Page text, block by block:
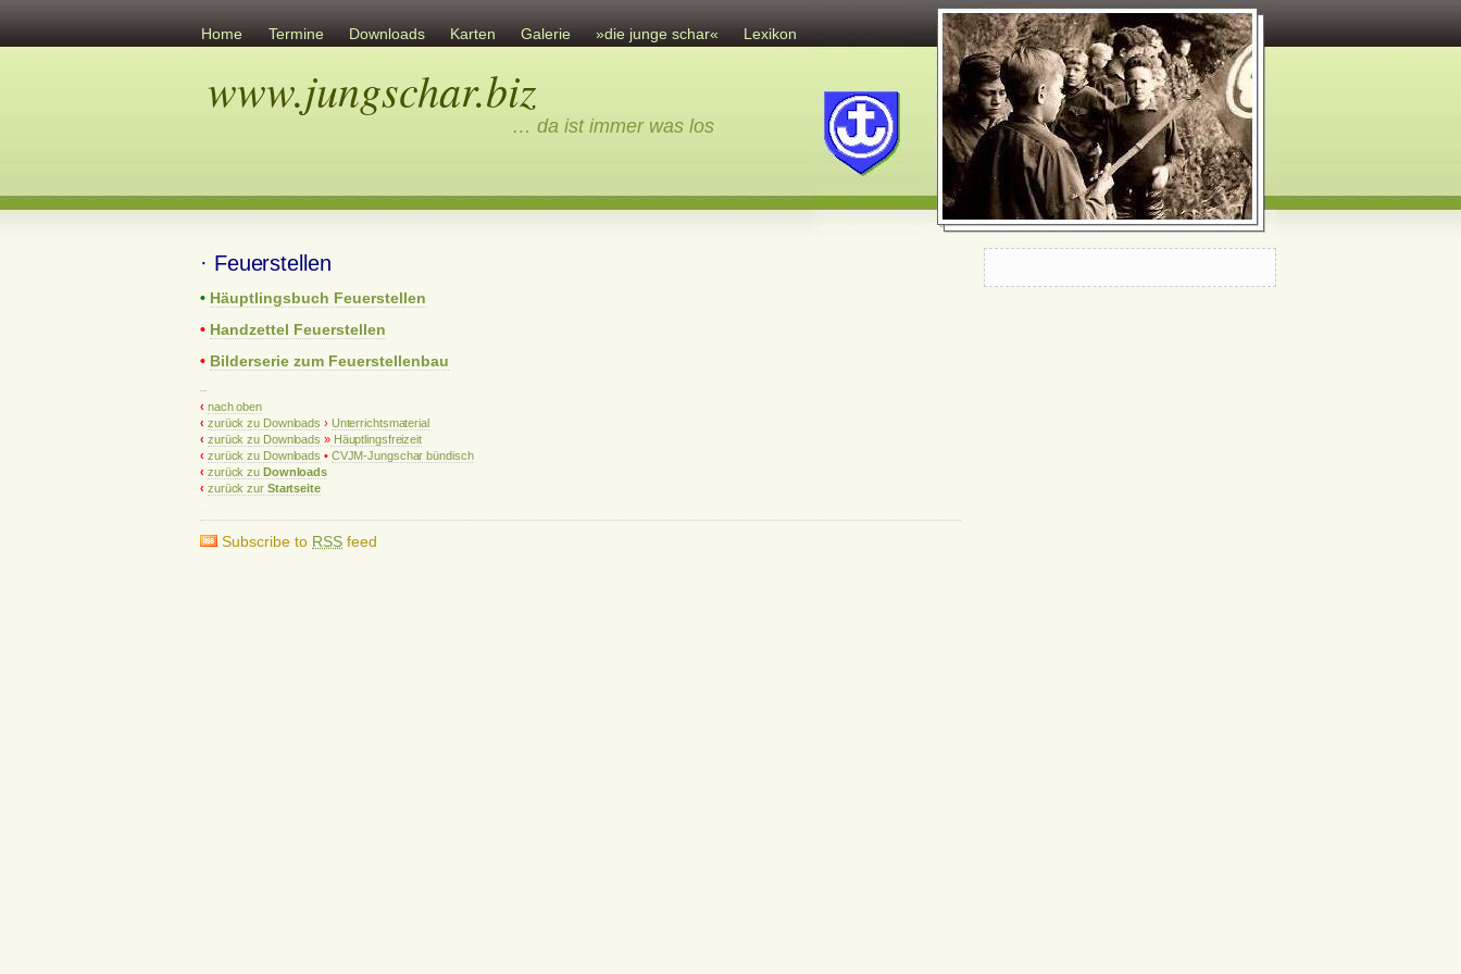
Home Termine Downloads Karten Galerie »die junge schar« Lexikon
www.jungschar.biz
… da ist immer was los
· Feuerstellen
• Häuptlingsbuch Feuerstellen
• Handzettel Feuerstellen
• Bilderserie zum Feuerstellenbau
–
‹ nach oben
‹ zurück zu Downloads › Unterrichtsmaterial
‹ zurück zu Downloads »Häuptlingsfreizeit
‹ zurück zu Downloads • CVJM-Jungschar bündisch
‹ zurück zu Downloads
‹ zurück zur Startseite
Subscribe to RSS feed